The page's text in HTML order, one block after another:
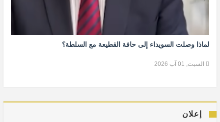
لماذا وصلت السويداء إلى حافة القطيعة مع السلطة؟
السبت, 01 آب 2026
إعلان